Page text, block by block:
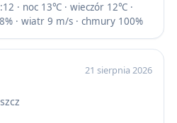
· noc 13℃ · wieczór 12℃ ·
· wiatr 9 m/s · chmury 100%
21 sierpnia 2026